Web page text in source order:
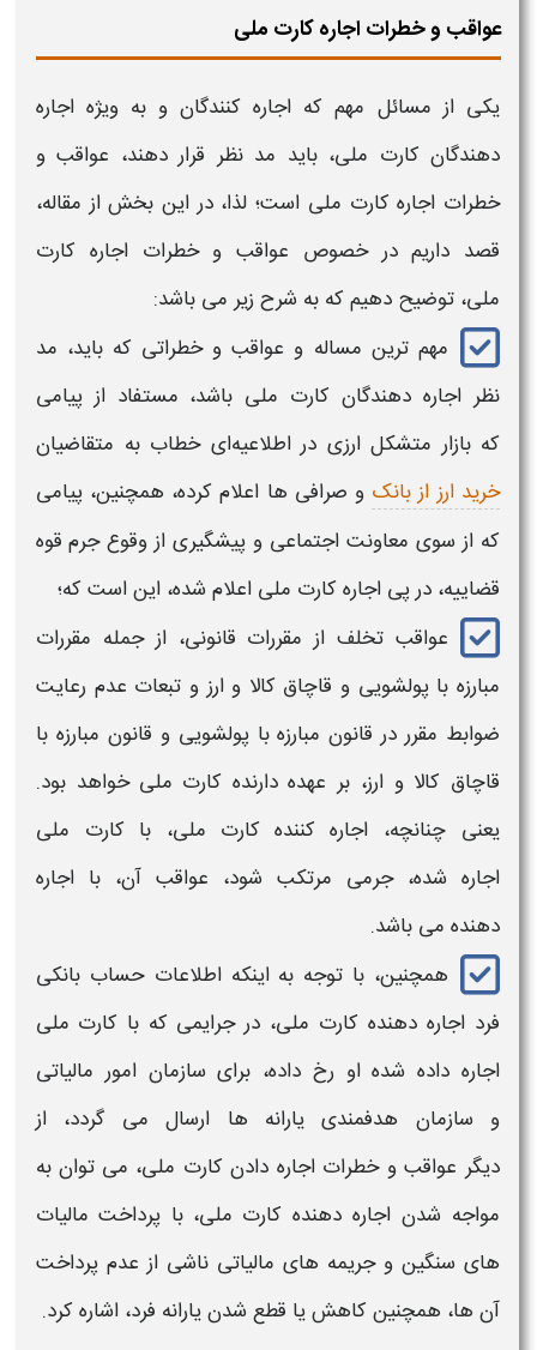
عواقب و خطرات اجاره کارت ملی
یکی از مسائل مهم که اجاره کنندگان و به ویژه اجاره
دهندگان کارت ملی، باید مد نظر قرار دهند، عواقب و
خطرات اجاره کارت ملی​ است؛ لذا، در این بخش از مقاله،
قصد داریم در خصوص عواقب و خطرات اجاره کارت
ملی، توضیح دهیم که به شرح زیر می باشد:
مهم ترین مساله و عواقب و خطراتی که باید، مد
نظر اجاره دهندگان کارت ملی باشد، مستفاد از پیامی
که بازار متشکل ارزی در اطلاعیه‌ای خطاب به متقاضیان
خرید ارز از بانک و صرافی ها اعلام کرده، همچنین، پیامی
که از سوی معاونت اجتماعی و پیشگیری از وقوعجرم قوه
قضاییه، در پی اجاره کارت ملی اعلام شده، این است که؛
عواقب تخلف از مقررات قانونی، از جمله مقررات
مبارزه با پولشویی و قاچاق کالا و ارز و تبعات عدم رعایت
ضوابط مقرر در قانون مبارزه با پولشویی و قانون مبارزه با
قاچاق کالا و ارز، بر عهده دارنده کارت ملی خواهد بود.
یعنی چنانچه، اجاره کننده کارت ملی، با کارت ملی
اجاره شده،جرمی مرتکب شود، عواقب آن، با اجاره
دهنده می باشد.
همچنین، با توجه به اینکه اطلاعات حساب بانکی
فرد اجاره دهنده کارت ملی، در جرایمی که با کارت ملی
اجاره داده شده او رخ داده، برای سازمان امور مالیاتی
و سازمان هدفمندی یارانه‌ ها ارسال می گردد، از
دیگر عواقب و خطرات اجاره دادن کارت ملی، می توان به
مواجه شدن اجاره دهنده کارت ملی، با پرداخت مالیات
های سنگین و جریمه های مالیاتی ناشی از عدم پرداخت
آن ها، همچنین کاهش یا قطع شدن یارانه فرد، اشاره کرد.